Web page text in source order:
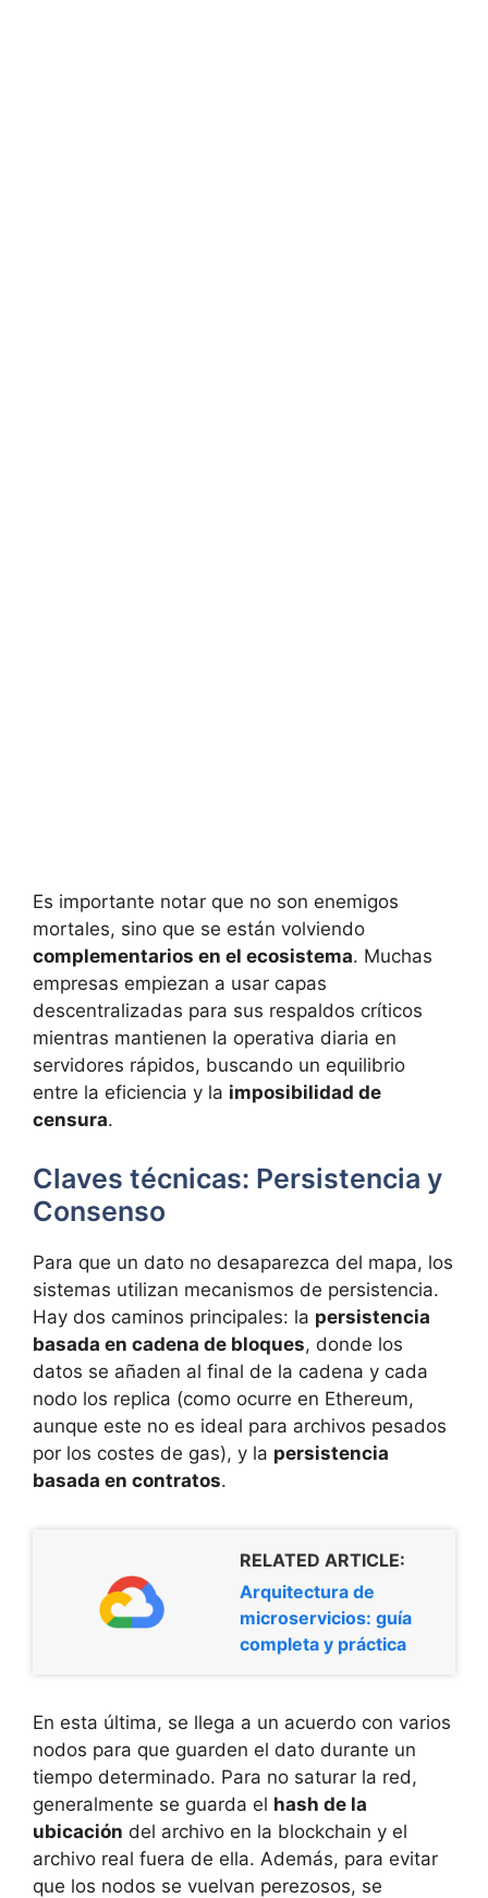
Es importante notar que no son enemigos
mortales, sino que se están volviendo
complementarios en el ecosistema. Muchas
empresas empiezan a usar capas
descentralizadas para sus respaldos críticos
mientras mantienen la operativa diaria en
servidores rápidos, buscando un equilibrio
entre la eficiencia y la imposibilidad de
censura.
Claves técnicas: Persistencia y
Consenso
Para que un dato no desaparezca del mapa, los
sistemas utilizan mecanismos de persistencia.
Hay dos caminos principales: la persistencia
basada en cadena de bloques, donde los
datos se añaden al final de la cadena y cada
nodo los replica (como ocurre en Ethereum,
aunque este no es ideal para archivos pesados
por los costes de gas), y la persistencia
basada en contratos.
RELATED ARTICLE:
Arquitectura de
microservicios: guía
completa y práctica
En esta última, se llega a un acuerdo con varios
nodos para que guarden el dato durante un
tiempo determinado. Para no saturar la red,
generalmente se guarda el hash de la
ubicación del archivo en la blockchain y el
archivo real fuera de ella. Además, para evitar
que los nodos se vuelvan perezosos, se